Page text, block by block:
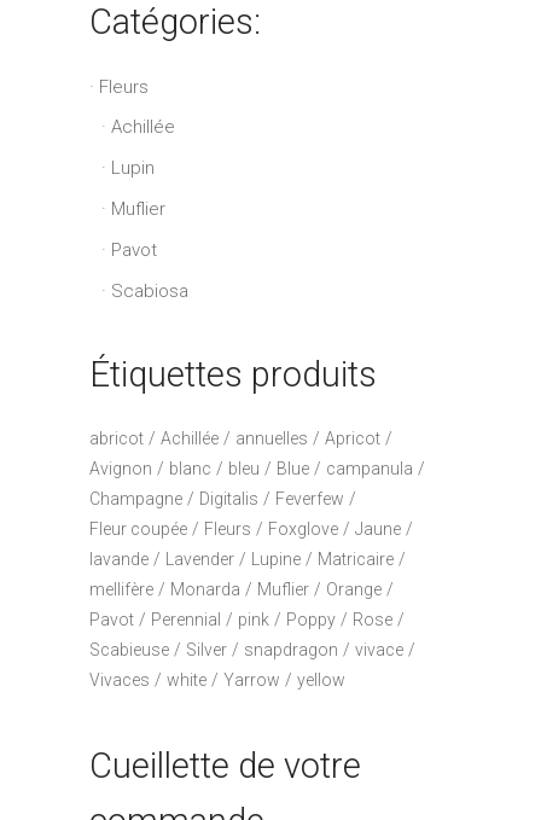
Catégories:
Fleurs
Achillée
Lupin
Muflier
Pavot
Scabiosa
Étiquettes produits
abricot Achillée annuelles
Apricot
Avignon
blanc bleu Blue
campanula
Champagne
Digitalis
Feverfew
Fleur coupée
Fleurs Foxglove
Jaune
lavande
Lavender Lupine
Matricaire
mellifère
Monarda Muflier
Orange
Pavot
Perennial pink Poppy
Rose
Scabieuse
Silver snapdragon
vivace
Vivaces
white Yarrow yellow
Cueillette de votre